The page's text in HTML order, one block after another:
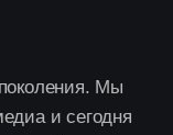
Мы
и сегодня